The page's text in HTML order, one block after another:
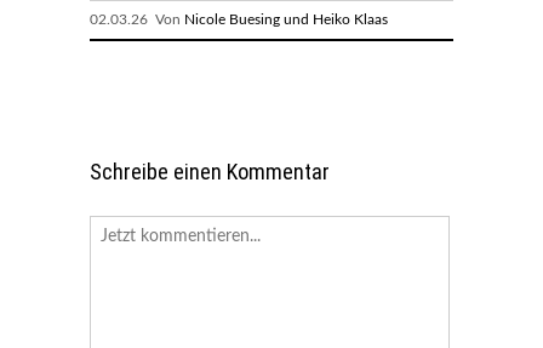
02.03.26 Von Nicole Buesing und Heiko Klaas
Schreibe einen Kommentar